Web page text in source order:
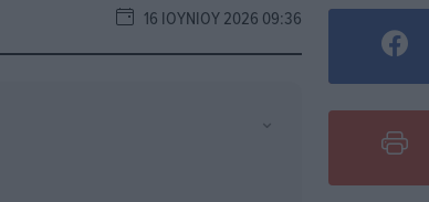
16 ΙΟΥΝΊΟΥ 2026 09:36
⌄